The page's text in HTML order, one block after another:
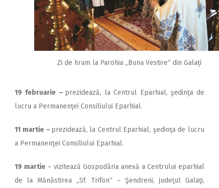
Zi de hram la Parohia „Buna Vestire“ din Galați
19 februarie – prezidează, la Centrul Eparhial, şedinţa de
lucru a Permanenţei Consiliului Eparhial.
11 martie – prezidează, la Centrul Eparhial, şedinţa de lucru
a Permanenţei Consiliului Eparhial.
19 martie– vizitează Gospodăria anexă a Centrului eparhial
de la Mănăstirea „Sf. Trifon“ – Şendreni, judeţul Galaţi,